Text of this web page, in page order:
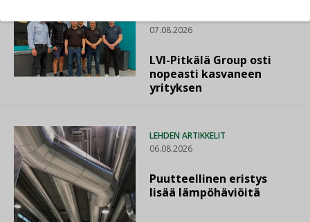
07.08.2026
LVI-Pitkälä Group osti
nopeasti kasvaneen
yrityksen
LEHDEN ARTIKKELIT
06.08.2026
Puutteellinen eristys
lisää lämpöhäviöitä